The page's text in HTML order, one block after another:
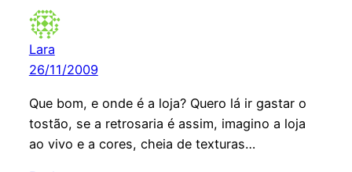
Lara
26/11/2009
Que bom, e onde é a loja? Quero lá ir gastar o
tostão, se a retrosaria é assim, imagino a loja
ao vivo e a cores, cheia de texturas…